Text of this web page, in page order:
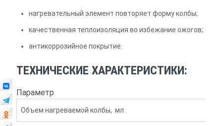
нагревательный элемент повторяет форму колбы;
качественная теплоизоляция во избежание ожогов;
антикоррозийное покрытие.
ТЕХНИЧЕСКИЕ ХАРАКТЕРИСТИКИ:
Параметр
Объем нагреваемой колбы, мл